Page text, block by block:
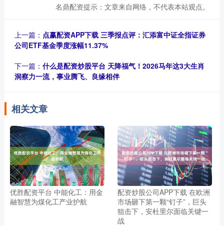
名鼎配资提示：文章来自网络，不代表本站观点。
上一篇： 点赢配资APP下载 三季报点评：汇添富中证全指证券
公司ETF基金季度涨幅11.37%
下一篇： 什么是配资炒股平台 天降福气！2026马年这3大生肖
洞察力一流，事业腾飞、良缘相伴
相关文章
优胜配资平台 中能化工：用金
融智慧为煤化工产业护航
配资炒股公司APP下载 在欧洲
市场砸下第一颗“钉子”，巨头
狙击下，安杜里尔面临关键一
战